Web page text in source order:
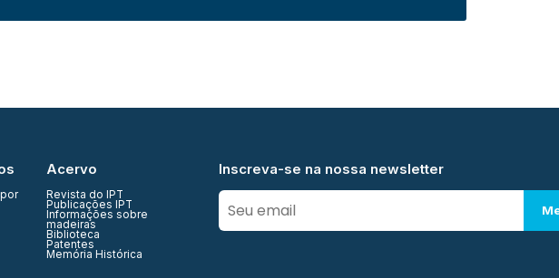
Acervo
Revista do IPT
Publicações IPT
Informações sobre
madeiras
Biblioteca
Patentes
Memória Histórica
Inscreva-se na nossa newsletter